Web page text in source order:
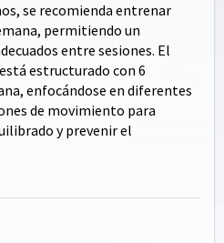
se recomienda entrenar
permitiendo un
entre sesiones. El
estructurado con 6
enfocándose en diferentes
de movimiento para
y prevenir el